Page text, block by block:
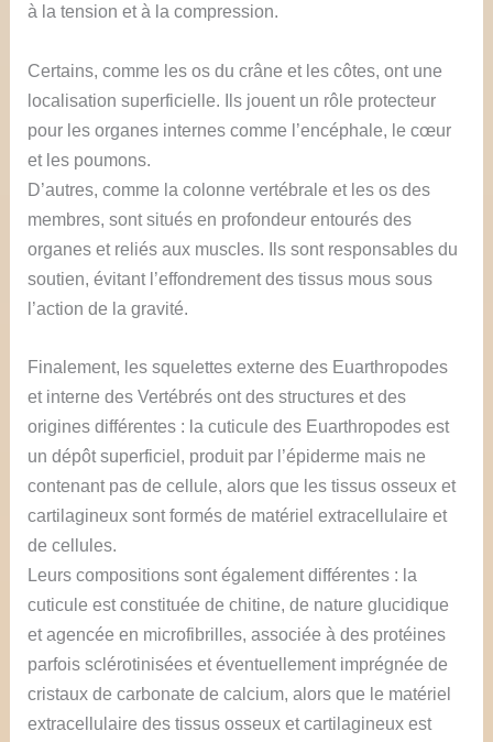
à la tension et à la compression.
Certains, comme les os du crâne et les côtes, ont une
localisation superficielle. Ils jouent un rôle protecteur
pour les organes internes comme l’encéphale, le cœur
et les poumons.
D’autres, comme la colonne vertébrale et les os des
membres, sont situés en profondeur entourés des
organes et reliés aux muscles. Ils sont responsables du
soutien, évitant l’effondrement des tissus mous sous
l’action de la gravité.
Finalement, les squelettes externe des Euarthropodes
et interne des Vertébrés ont des structures et des
origines différentes : la cuticule des Euarthropodes est
un dépôt superficiel, produit par l’épiderme mais ne
contenant pas de cellule, alors que les tissus osseux et
cartilagineux sont formés de matériel extracellulaire et
de cellules.
Leurs compositions sont également différentes : la
cuticule est constituée de chitine, de nature glucidique
et agencée en microfibrilles, associée à des protéines
parfois sclérotinisées et éventuellement imprégnée de
cristaux de carbonate de calcium, alors que le matériel
extracellulaire des tissus osseux et cartilagineux est